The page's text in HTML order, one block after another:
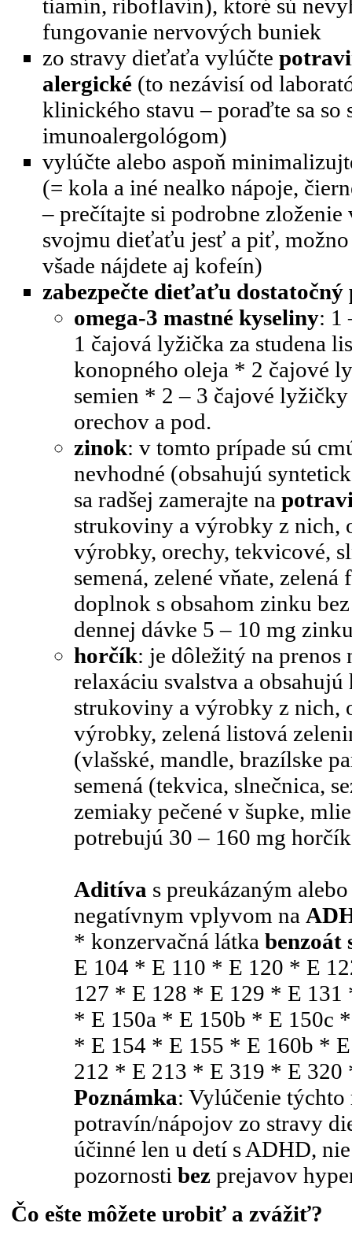
tiamín, riboflavín), ktoré sú
fungovanie nervových buniek
zo stravy dieťaťa vylúčte
alergické (to nezávisí od
klinického stavu – poraďte sa
imunoalergológom)
vylúčte alebo aspoň
(= kola a iné nealko nápoje,
– prečítajte si podrobne zloženie
svojmu dieťaťu jesť a piť,
všade nájdete aj kofeín)
zabezpečte dieťaťu
omega-3 mastné kyseliny: 1
1 čajová lyžička za studena
konopného oleja * 2 čajové
semien * 2 – 3 čajové
orechov a pod.
zinok: v tomto prípade sú
nevhodné (obsahujú
sa radšej zamerajte na
strukoviny a výrobky z nich,
výrobky, orechy, tekvicové,
semená, zelené vňate,
doplnok s obsahom zinku
dennej dávke 5 – 10 mg
horčík: je dôležitý na prenos
relaxáciu svalstva a
strukoviny a výrobky z nich,
výrobky, zelená listová
(vlašské, mandle, brazílske
semená (tekvica, slnečnica,
zemiaky pečené v šupke,
potrebujú 30 – 160 mg
Aditíva s preukázaným
negatívnym vplyvom na
* konzervačná látka benzoát
E 104 * E 110 * E 120 * E
127 * E 128 * E 129 * E
* E 150a * E 150b * E 150c
* E 154 * E 155 * E 160b *
212 * E 213 * E 319 * E 320
Poznámka: Vylúčenie
potravín/nápojov zo stravy
účinné len u detí s ADHD,
pozornosti bez prejavov
Čo ešte môžete urobiť a zvážiť?